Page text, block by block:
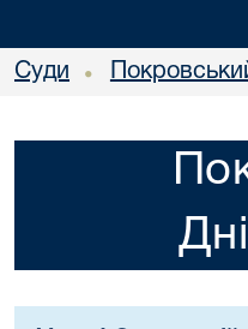
Суди •